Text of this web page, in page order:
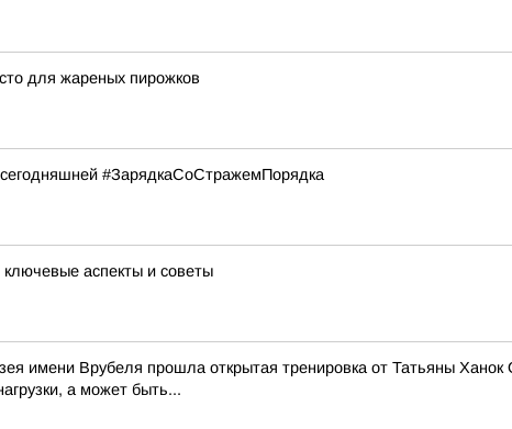
для жареных пирожков
#ЗарядкаСоСтражемПорядка
аспекты и советы
имени Врубеля прошла открытая тренировка от Татьяны Ханок
а может быть...